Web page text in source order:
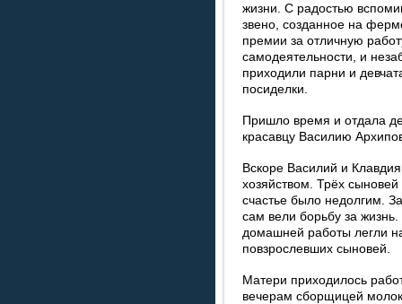
жизни. С радостью
звено, созданное на
премии за отличную
самодеятельности, и
приходили парни и
посиделки.
Пришло время и отдала
красавцу Василию
Вскоре Василий и
хозяйством. Трёх
счастье было недолгим.
сам вели борьбу за
домашней работы легли
повзрослевших сыновей.
Матери приходилось
вечерам сборщицей